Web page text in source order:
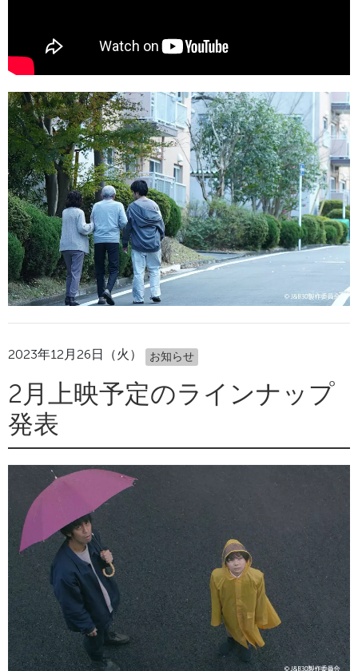
2023年12月26日（火） お知らせ
2月上映予定のラインナップ
発表